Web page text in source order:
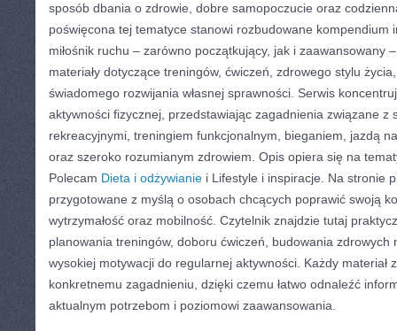
sposób dbania o zdrowie, dobre samopoczucie oraz
poświęcona tej tematyce stanowi rozbudowane kompendium
miłośnik ruchu – zarówno początkujący, jak i zaawansowany
materiały dotyczące treningów, ćwiczeń, zdrowego stylu
świadomego rozwijania własnej sprawności. Serwis
aktywności fizycznej, przedstawiając zagadnienia związane z
rekreacyjnymi, treningiem funkcjonalnym, bieganiem, jazdą
oraz szeroko rozumianym zdrowiem. Opis opiera się na
Polecam Dieta i odżywianie i Lifestyle i inspiracje. Na stronie
przygotowane z myślą o osobach chcących poprawić swoją
wytrzymałość oraz mobilność. Czytelnik znajdzie tutaj
planowania treningów, doboru ćwiczeń, budowania zdrowych
wysokiej motywacji do regularnej aktywności. Każdy materiał
konkretnemu zagadnieniu, dzięki czemu łatwo odnaleźć
aktualnym potrzebom i poziomowi zaawansowania.